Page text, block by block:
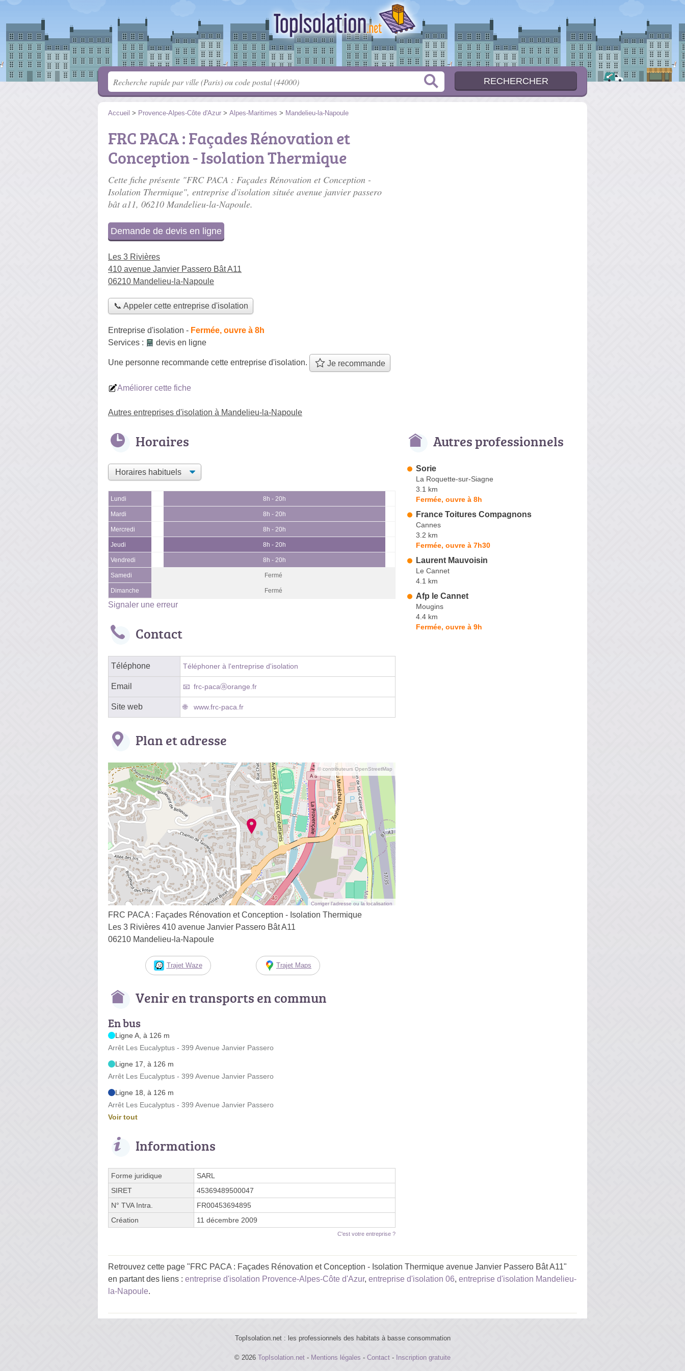
Accueil > Provence-Alpes-Côte d'Azur > Alpes-Maritimes > Mandelieu-la-Napoule
FRC PACA : Façades Rénovation et
Conception - Isolation Thermique
Cette fiche présente "FRC PACA : Façades Rénovation et Conception -
Isolation Thermique", entreprise d'isolation située avenue janvier passero
bât a11, 06210 Mandelieu-la-Napoule.
Demande de devis en ligne
Les 3 Rivières
410 avenue Janvier Passero Bât A11
06210 Mandelieu-la-Napoule
📞 Appeler cette entreprise d'isolation
Entreprise d'isolation - Fermée, ouvre à 8h
Services :
devis en ligne
Une personne recommande cette entreprise d'isolation. Je recommande
Améliorer cette fiche
Autres entreprises d'isolation à Mandelieu-la-Napoule
Horaires
Lundi 8h - 20h
Mardi 8h - 20h
Mercredi 8h - 20h
Jeudi 8h - 20h
Vendredi 8h - 20h
Samedi Fermé
Dimanche Fermé
Signaler une erreur
Contact
Téléphone Téléphoner à l'entreprise d'isolation
Email frc-pacaⓐorange.fr
Site web www.frc-paca.fr
Plan et adresse
© contributeurs OpenStreetMap
Corriger l’adresse ou la localisation
FRC PACA : Façades Rénovation et Conception - Isolation Thermique
Les 3 Rivières 410 avenue Janvier Passero Bât A11
06210 Mandelieu-la-Napoule
Trajet Waze Trajet Maps
Venir en transports en commun
En bus
Ligne A, à 126 m
Arrêt Les Eucalyptus - 399 Avenue Janvier Passero
Ligne 17, à 126 m
Arrêt Les Eucalyptus - 399 Avenue Janvier Passero
Ligne 18, à 126 m
Arrêt Les Eucalyptus - 399 Avenue Janvier Passero
Voir tout
Informations
Forme juridique
SARL
SIRET
45369489500047
N° TVA Intra.
FR00453694895
Création
11 décembre 2009
C'est votre entreprise ?
Autres professionnels
Sorie
La Roquette-sur-Siagne
3.1 km
Fermée, ouvre à 8h
France Toitures Compagnons
Cannes
3.2 km
Fermée, ouvre à 7h30
Laurent Mauvoisin
Le Cannet
4.1 km
Afp le Cannet
Mougins
4.4 km
Fermée, ouvre à 9h
Retrouvez cette page "FRC PACA : Façades Rénovation et Conception - Isolation Thermique avenue Janvier Passero Bât A11"
en partant des liens : entreprise d'isolation Provence-Alpes-Côte d'Azur, entreprise d'isolation 06, entreprise d'isolation Mandelieu-
la-Napoule.
TopIsolation.net : les professionnels des habitats à basse consommation
© 2026 TopIsolation.net - Mentions légales - Contact - Inscription gratuite